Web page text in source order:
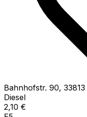
Bahnhofstr. 90, 33813
Diesel
2,10 €